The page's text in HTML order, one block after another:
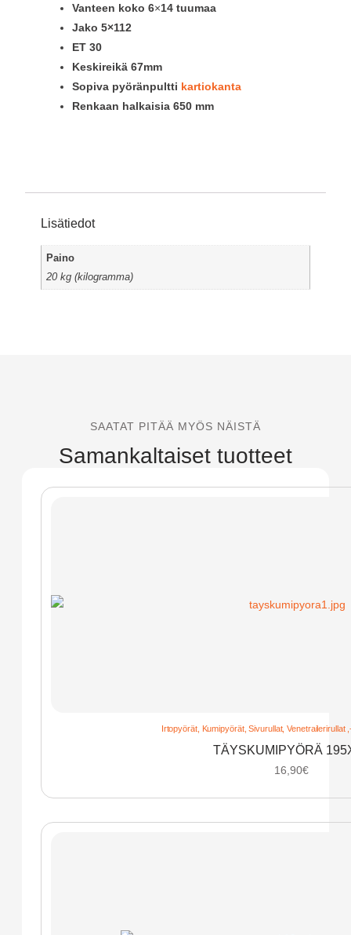
Vanteen koko 6×14 tuumaa
Jako 5×112
ET 30
Keskireikä 67mm
Sopiva pyöränpultti kartiokanta
Renkaan halkaisia 650 mm
Lisätiedot
Paino
20 kg (kilogramma)
SAATAT PITÄÄ MYÖS NÄISTÄ
Samankaltaiset tuotteet
Irtopyörät, Kumipyörät,Sivurullat,Venetrailerirullat
TÄYSKUMIPYÖRÄ
16,90€